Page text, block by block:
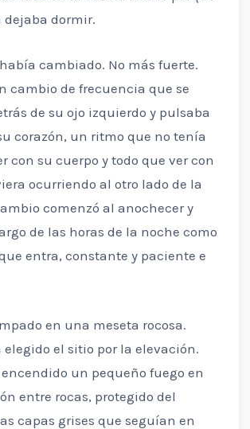
dejaba dormir.
cambiado. No más fuerte.
cambio de frecuencia que se
de su ojo izquierdo y pulsaba
corazón, un ritmo que no tenía
con su cuerpo y todo que ver con
ocurriendo al otro lado de la
comenzó al anochecer y
de las horas de la noche como
entra, constante y paciente e
en una meseta rocosa.
el sitio por la elevación.
un pequeño fuego en
entre rocas, protegido del
capas grises que seguían en